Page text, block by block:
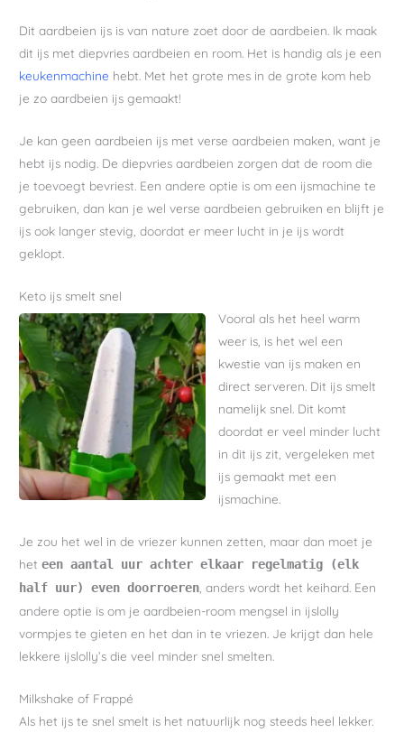
Dit aardbeien ijs is van nature zoet door de aardbeien. Ik maak
dit ijs met diepvries aardbeien en room. Het is handig als je een
keukenmachine hebt. Met het grote mes in de grote kom heb
je zo aardbeien ijs gemaakt!
Je kan geen aardbeien ijs met verse aardbeien maken, want je
hebt ijs nodig. De diepvries aardbeien zorgen dat de room die
je toevoegt bevriest. Een andere optie is om een ijsmachine te
gebruiken, dan kan je wel verse aardbeien gebruiken en blijft je
ijs ook langer stevig, doordat er meer lucht in je ijs wordt
geklopt.
Keto ijs smelt snel
Vooral als het heel warm
weer is, is het wel een
kwestie van ijs maken en
direct serveren. Dit ijs smelt
namelijk snel. Dit komt
doordat er veel minder lucht
in dit ijs zit, vergeleken met
ijs gemaakt met een
ijsmachine.
Je zou het wel in de vriezer kunnen zetten, maar dan moet je
heteen aantal uur achter elkaar regelmatig (elk
half uur) even doorroeren , anders wordt het keihard. Een
andere optie is om je aardbeien-room mengsel in ijslolly
vormpjes te gieten en het dan in te vriezen. Je krijgt dan hele
lekkere ijslolly’s die veel minder snel smelten.
Milkshake of Frappé
Als het ijs te snel smelt is het natuurlijk nog steeds heel lekker.